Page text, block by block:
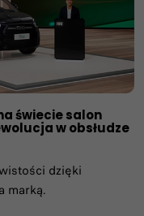
świecie salon
w obsłudze
dzięki
marką.